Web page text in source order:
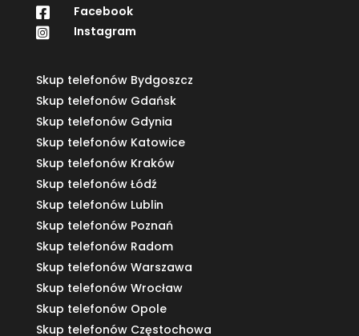
 Facebook
 Instagram
Skup telefonów Bydgoszcz
Skup telefonów Gdańsk
Skup telefonów Gdynia
Skup telefonów Katowice
Skup telefonów Kraków
Skup telefonów Łódź
Skup telefonów Lublin
Skup telefonów Poznań
Skup telefonów Radom
Skup telefonów Warszawa
Skup telefonów Wrocław
Skup telefonów Opole
Skup telefonów Częstochowa